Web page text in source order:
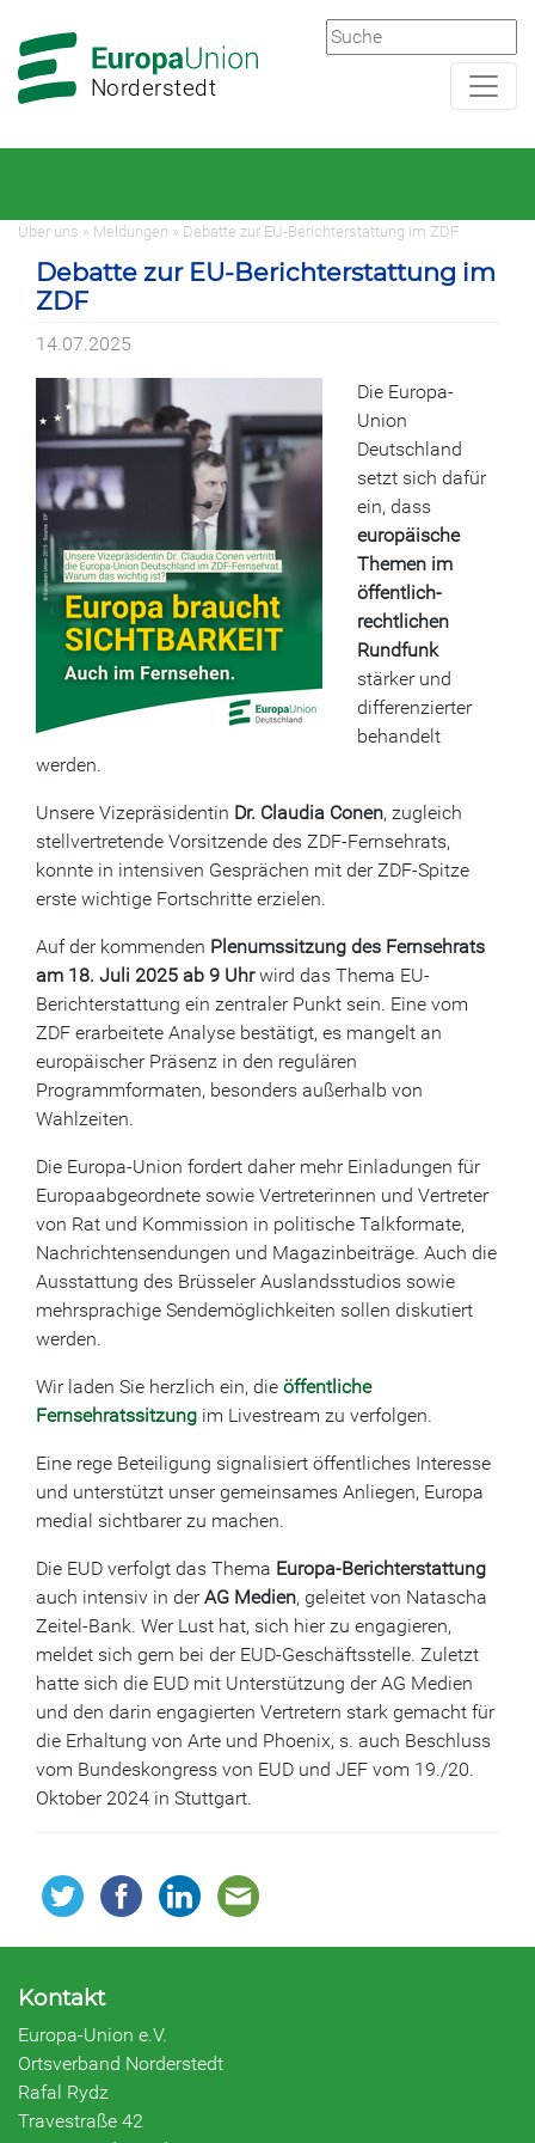
Hauptnavigation
Hauptbereich
Norderstedt
Über uns » Meldungen » Debatte zur EU-Berichterstattung im ZDF
Debatte zur EU-Berichterstattung im
ZDF
14.07.2025
Die Europa-
Union
Deutschland
setzt sich dafür
ein, dass
europäische
Themen im
öffentlich-
rechtlichen
Rundfunk
stärker und
differenzierter
behandelt
werden.
Unsere Vizepräsidentin Dr. Claudia Conen, zugleich
stellvertretende Vorsitzende des ZDF-Fernsehrats,
konnte in intensiven Gesprächen mit der ZDF-Spitze
erste wichtige Fortschritte erzielen.
Auf der kommenden Plenumssitzung des Fernsehrats
am 18. Juli 2025 ab 9 Uhrwird das Thema EU-
Berichterstattung ein zentraler Punkt sein. Eine vom
ZDF erarbeitete Analyse bestätigt, es mangelt an
europäischer Präsenz in den regulären
Programmformaten, besonders außerhalb von
Wahlzeiten.
Die Europa-Union fordert daher mehr Einladungen für
Europaabgeordnete sowie Vertreterinnen und Vertreter
von Rat und Kommission in politische Talkformate,
Nachrichtensendungen und Magazinbeiträge. Auch die
Ausstattung des Brüsseler Auslandsstudios sowie
mehrsprachige Sendemöglichkeiten sollen diskutiert
werden.
Wir laden Sie herzlich ein, die öffentliche
Fernsehratssitzung im Livestream zu verfolgen.
Eine rege Beteiligung signalisiert öffentliches Interesse
und unterstützt unser gemeinsames Anliegen, Europa
medial sichtbarer zu machen.
Die EUD verfolgt das Thema Europa-Berichterstattung
auch intensiv in derAG Medien, geleitet von Natascha
Zeitel-Bank. Wer Lust hat, sich hier zu engagieren,
meldet sich gern bei der EUD-Geschäftsstelle. Zuletzt
hatte sich die EUD mit Unterstützung der AG Medien
und den darin engagierten Vertretern stark gemacht für
die Erhaltung von Arte und Phoenix, s. auch Beschluss
vom Bundeskongress von EUD und JEF vom 19./20.
Oktober 2024 in Stuttgart.
Kontakt
Europa-Union e.V.
Ortsverband Norderstedt
Rafal Rydz
Travestraße 42